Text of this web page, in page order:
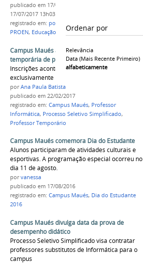
Ordenar por
Relevância
Data (mais Recente Primeiro)
alfabeticamente
publicado em 17/07/2017
17/07/2017 13h03
registrado em: políticas afirmativas
PROEN, Educação do Campo
Campus Maués abre seleção para contratação
temporária de professor de Informática
Inscrições acontecem até 06 de março de 2017
exclusivamente no site do IFAM
porAna Paula Batista
publicado em 22/02/2017
registrado em: Campus Maués, Professor
Informática, Processo Seletivo Simplificado,
Professor Temporário
Campus Maués comemora Dia do Estudante
Alunos participaram de atividades culturais e
esportivas. A programação especial ocorreu no
dia 11 de agosto.
porvanessa
publicado em 17/08/2016
registrado em: Campus Maués, Dia do Estudante
2016
Campus Maués divulga data da prova de
desempenho didático
Processo Seletivo Simplificado visa contratar
professores substitutos de Informática para o
campus